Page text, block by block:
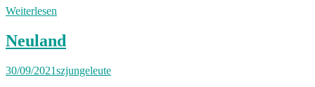
Weiterlesen
Neuland
30/09/2021szjungeleute